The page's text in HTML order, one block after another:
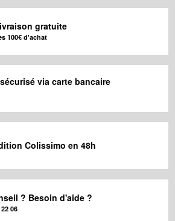
gratuite
100€ d'achat
via carte bancaire
Colissimo en 48h
? Besoin d'aide ?
06